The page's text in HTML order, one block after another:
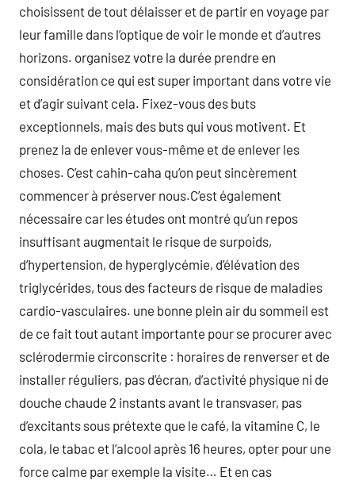
choisissent de tout délaisser et de partir en voyage par
leur famille dans l’optique de voir le monde et d’autres
horizons. organisez votre la durée prendre en
considération ce qui est super important dans votre vie
et d’agir suivant cela. Fixez-vous des buts
exceptionnels, mais des buts qui vous motivent. Et
prenez la de enlever vous-même et de enlever les
choses. C’est cahin-caha qu’on peut sincèrement
commencer à préserver nous.C’est également
nécessaire car les études ont montré qu’un repos
insuffisant augmentait le risque de surpoids,
d’hypertension, de hyperglycémie, d’élévation des
triglycérides, tous des facteurs de risque de maladies
cardio-vasculaires. une bonne plein air du sommeil est
de ce fait tout autant importante pour se procurer avec
sclérodermie circonscrite : horaires de renverser et de
installer réguliers, pas d’écran, d’activité physique ni de
douche chaude 2 instants avant le transvaser, pas
d’excitants sous prétexte que le café, la vitamine C, le
cola, le tabac et l’alcool après 16 heures, opter pour une
force calme par exemple la visite… Et en cas